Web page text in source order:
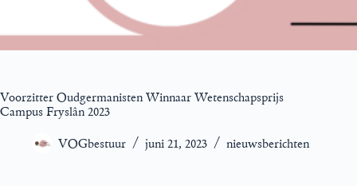
Voorzitter Oudgermanisten Winnaar Wetenschapsprijs
Campus Fryslân 2023
VOGbestuur juni 21, 2023 nieuwsberichten